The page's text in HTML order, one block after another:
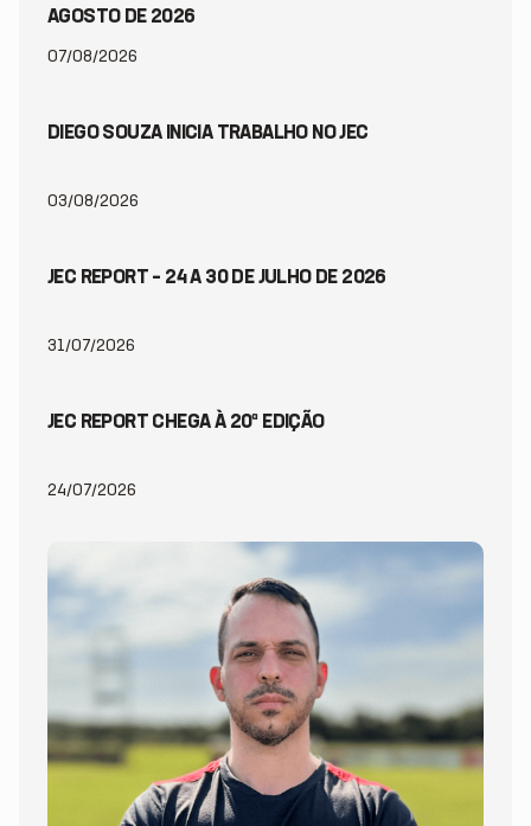
AGOSTO DE 2026
07/08/2026
DIEGO SOUZA INICIA TRABALHO NO JEC
03/08/2026
JEC REPORT – 24 A 30 DE JULHO DE 2026
31/07/2026
JEC REPORT CHEGA À 20ª EDIÇÃO
24/07/2026